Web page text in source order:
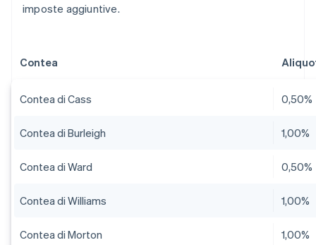
imposte aggiuntive.
Contea
Contea di Cass 0,50%
Contea di Burleigh 1,00%
Contea di Ward 0,50%
Contea di Williams 1,00%
Contea di Morton 1,00%